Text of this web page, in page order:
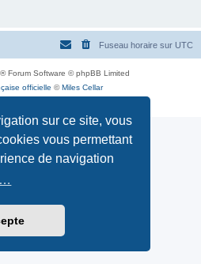
sur ce site, vous
vous permettant
de navigation
Fuseau horaire sur UTC
® Forum Software © phpBB Limited
officielle ©Miles Cellar